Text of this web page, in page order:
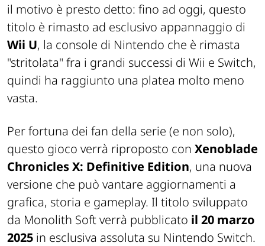
il motivo è presto detto: fino ad oggi, questo
titolo è rimasto ad esclusivo appannaggio di
Wii U, la console di Nintendo che è rimasta
"stritolata" fra i grandi successi di Wii e Switch,
quindi ha raggiunto una platea molto meno
vasta.
Per fortuna dei fan della serie (e non solo),
questo gioco verrà riproposto con Xenoblade
Chronicles X: Definitive Edition, una nuova
versione che può vantare aggiornamenti a
grafica, storia e gameplay. Il titolo sviluppato
da Monolith Soft verrà pubblicato il 20 marzo
2025 in esclusiva assoluta su Nintendo Switch.